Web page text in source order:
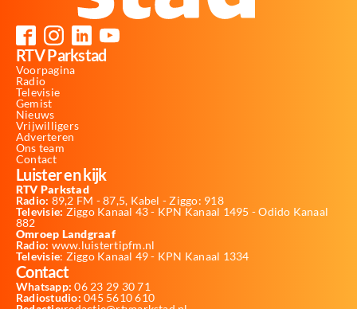
RTV Parkstad
Voorpagina
Radio
Televisie
Gemist
Nieuws
Vrijwilligers
Adverteren
Ons team
Contact
Luister en kijk
RTV Parkstad
Radio: 89,2 FM - 87,5, Kabel - Ziggo: 918
Televisie: Ziggo Kanaal 43 - KPN Kanaal 1495 - Odido Kanaal
882
Omroep Landgraaf
Radio: www.luistertipfm.nl
Televisie: Ziggo Kanaal 49 - KPN Kanaal 1334
Contact
Whatsapp: 06 23 29 30 71
Radiostudio: 045 5610 610